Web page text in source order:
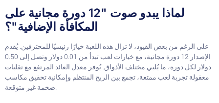
لماذا يبدو صوت "12 دورة مجانية على
المكافأة الإضافية"؟
على الرغم من بعض القيود، لا تزال هذه اللعبة خيارًا رئيسيًا للمحترفين. يُقدم
الإصدار 12 دورة مجانية، مع خيارات لعب تبدأ من 0.01 دولار وتصل إلى 0.50
دولار لكل دورة، ما يُلبي مختلف الأذواق. يُوفر معدل العائد المرتفع مع تقلبات
معقولة تجربة لعب ممتعة، تجمع بين الربح المنتظم وإمكانية تحقيق مكاسب
ضخمة غير متوقعة.